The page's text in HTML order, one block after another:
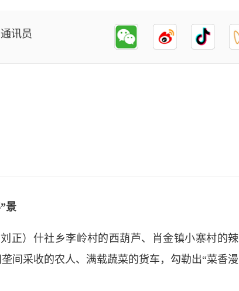
通讯员
景
正）什社乡李岭村的西葫芦、肖金镇小寨村的辣
采收的农人、满载蔬菜的货车，勾勒出“菜香漫